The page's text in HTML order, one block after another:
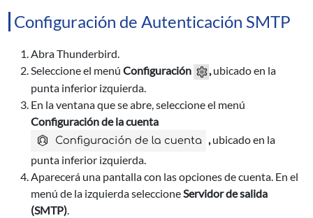
Configuración de Autenticación SMTP
Abra Thunderbird.
Seleccione el menú Configuración ,ubicado en la
punta inferior izquierda.
En la ventana que se abre, seleccione el menú
Configuración de la cuenta
, ubicado en la
punta inferior izquierda.
Aparecerá una pantalla con las opciones de cuenta. En el
menú de la izquierda seleccioneServidor de salida
(SMTP).